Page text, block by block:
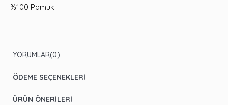
%100 Pamuk
YORUMLAR(0)
ÖDEME SEÇENEKLERI
ÜRÜN ÖNERILERI